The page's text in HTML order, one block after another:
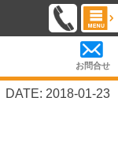
お問合せ
DATE: 2018-01-23